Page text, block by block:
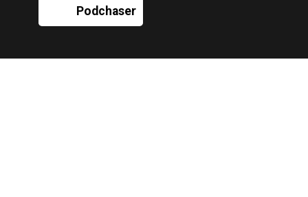
Podchaser